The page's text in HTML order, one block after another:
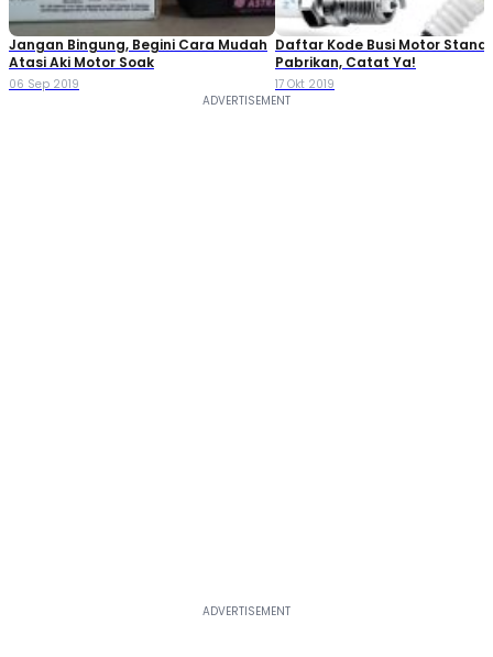
Jangan Bingung, Begini Cara Mudah
Atasi Aki Motor Soak
06 Sep 2019
Daftar Kode Busi Motor
Pabrikan, Catat Ya!
17 Okt 2019